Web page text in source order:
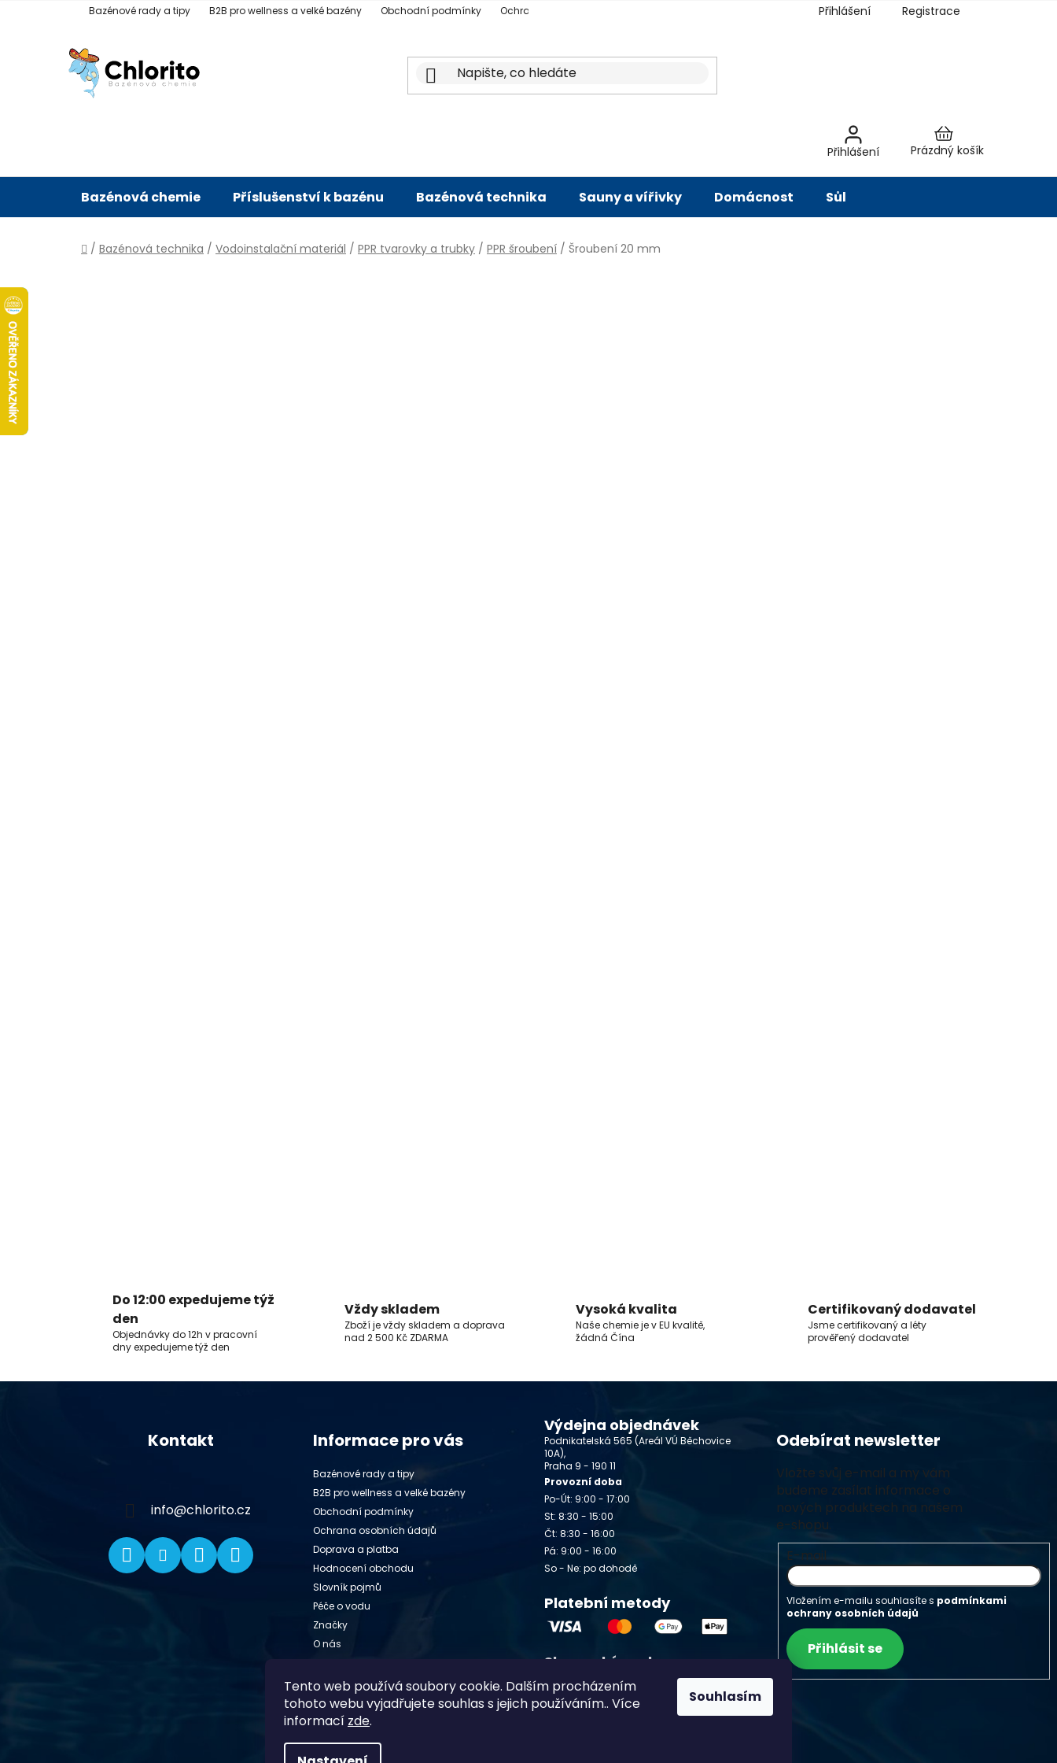
Tento web používá soubory cookie. Dalším procházením
tohoto webu vyjadřujete souhlas s jejich používáním.. Více
informací zde.
Souhlasím
Bazénové rady a tipy B2B pro wellness a velké bazény Obchodní podmínky Ochrana osobních údajů Hodnocení obchodu Slovník pojmů Péče o vodu
Přihlášení Registrace
Přihlášení
Nákupní
Prázdný košík
Bazénová chemie Příslušenství k bazénu Bazénová technika Sauny a vířivky Domácnost Sůl
Domů
/ Bazénová technika / Vodoinstalační materiál / PPR tvarovky a trubky / PPR šroubení / Šroubení 20 mm
Do 12:00 expedujeme týž
den
Objednávky do 12h v pracovní
dny expedujeme týž den
Vždy skladem
Zboží je vždy skladem a doprava
nad 2 500 Kč ZDARMA
Vysoká kvalita
Naše chemie je v EU kvalitě,
žádná Čína
Certifikovaný dodavatel
Jsme certifikovaný a léty
prověřený dodavatel
Kontakt
info@chlorito.cz
Informace pro vás
Bazénové rady a tipy
B2B pro wellness a velké bazény
Obchodní podmínky
Ochrana osobních údajů
Doprava a platba
Hodnocení obchodu
Slovník pojmů
Péče o vodu
Značky
O nás
Kontakty
Výdejna objednávek
Podnikatelská 565 (Areál VÚ Běchovice
10A),
Praha 9 - 190 11
Provozní doba
Po-Út: 9:00 - 17:00
St: 8:30 - 15:00
Čt: 8:30 - 16:00
Pá: 9:00 - 16:00
So - Ne: po dohodě
Platební metody
Slovenský e-shop
Chlorito.sk
Odebírat newsletter
Vložte svůj e-mail a my vám
budeme zasílat informace o
nových produktech na našem
e-shopu.
E-mail
Vložením e-mailu souhlasíte s podmínkami
ochrany osobních údajů
Přihlásit se